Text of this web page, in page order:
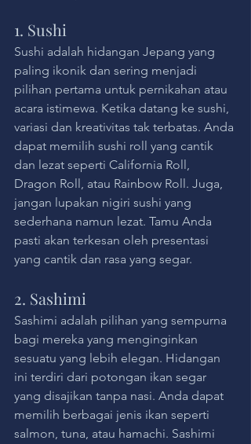
1. Sushi
Sushi adalah hidangan Jepang yang
paling ikonik dan sering menjadi
pilihan pertama untuk pernikahan atau
acara istimewa. Ketika datang ke sushi,
variasi dan kreativitas tak terbatas. Anda
dapat memilih sushi roll yang cantik
dan lezat seperti California Roll,
Dragon Roll, atau Rainbow Roll. Juga,
jangan lupakan nigiri sushi yang
sederhana namun lezat. Tamu Anda
pasti akan terkesan oleh presentasi
yang cantik dan rasa yang segar.
2. Sashimi
Sashimi adalah pilihan yang sempurna
bagi mereka yang menginginkan
sesuatu yang lebih elegan. Hidangan
ini terdiri dari potongan ikan segar
yang disajikan tanpa nasi. Anda dapat
memilih berbagai jenis ikan seperti
salmon, tuna, atau hamachi. Sashimi